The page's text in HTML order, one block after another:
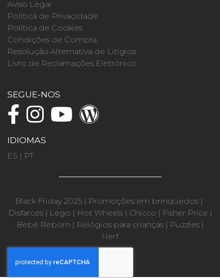
Aviso Legal
Política de Privacidade
Política de Cookies
Condições de Compra
Resolução Alternativa de Litígios
Livro de Reclamações Eletrónico
SEGUE-NOS
IDIOMAS
ES | PT
Black Friday 2025 | Promoções em brinquedos |
Disfarces| Lego | Hot Wheels| Chicco | Fisher Price |
Bebé Reborn | Relógios para crianças| Puzzles|
Nerf